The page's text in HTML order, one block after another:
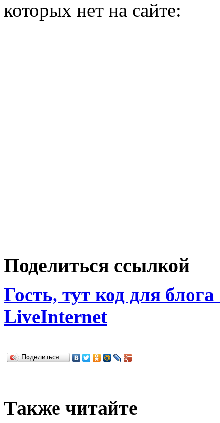
которых нет на сайте:
Поделиться ссылкой
Гость, тут код для
LiveInternet
Поделиться…
Также читайте